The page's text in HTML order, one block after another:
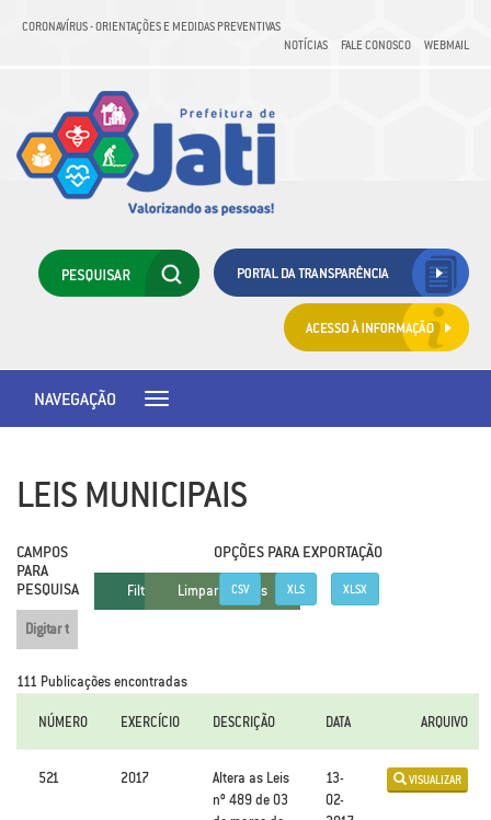
CORONAVÍRUS - ORIENTAÇÕES E MEDIDAS PREVENTIVAS
NOTÍCIAS
FALE CONOSCO WEBMAIL
Toggle
NAVEGAÇÃO
LEIS MUNICIPAIS
CAMPOS
PARA
PESQUISA
OPÇÕES PARA EXPORTAÇÃO
CSV XLS XLSX
111 Publicações encontradas
NÚMERO EXERCÍCIO DESCRIÇÃO DATA ARQUIVO
521 2017
Altera as Leis
nº 489 de 03
13-
02-
VISUALIZAR